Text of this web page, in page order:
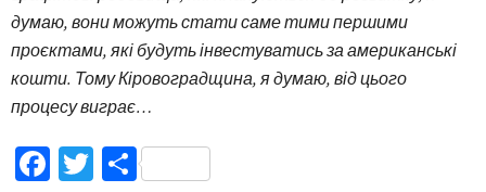
думаю, вони можуть стати саме тими першими
проєктами, які будуть інвестуватись за американські
кошти. Тому Кіровоградщина, я думаю, від цього
процесу виграє…
Facebook
TwitterПоділитися